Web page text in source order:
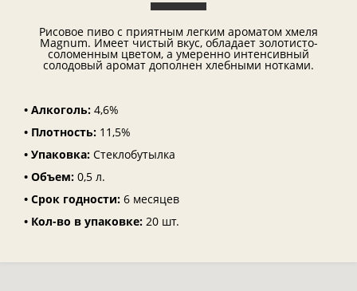
Рисовое пиво с приятным легким ароматом хмеля
Magnum. Имеет чистый вкус, обладает золотисто-
соломенным цветом, а умеренно интенсивный
солодовый аромат дополнен хлебными нотками.
• Алкоголь: 4,6%
• Плотность: 11,5%
• Упаковка: Стеклобутылка
• Объем: 0,5 л.
• Срок годности: 6 месяцев
• Кол-во в упаковке: 20 шт.